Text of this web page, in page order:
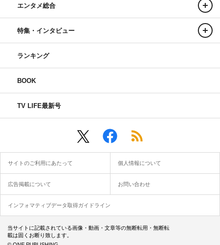
エンタメ総合
特集・インタビュー
ランキング
BOOK
TV LIFE最新号
サイトのご利用にあたって 個人情報について
広告掲載について お問い合わせ
インフォマティブデータ取得ガイドライン
当サイトに記載されている画像・動画・文章等の無断転用・無断転
載は固くお断り致します。